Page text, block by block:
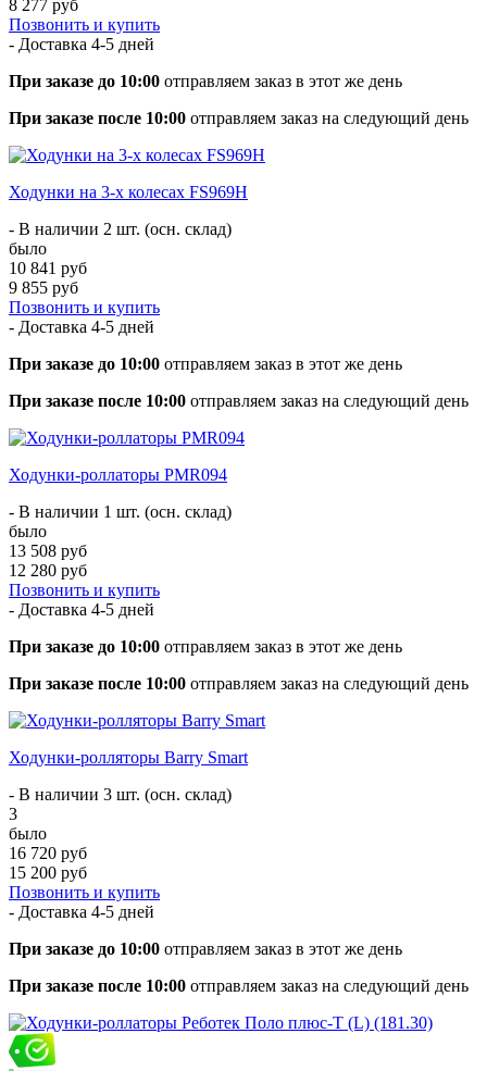
8 277 руб
Позвонить и купить
- Доставка 4-5 дней
При заказе до 10:00 отправляем заказ в этот же день
При заказе после 10:00 отправляем заказ на следующий день
Ходунки на 3-х колесах FS969H
- В наличии 2 шт. (осн. склад)
было
10 841 руб
9 855 руб
Позвонить и купить
- Доставка 4-5 дней
При заказе до 10:00 отправляем заказ в этот же день
При заказе после 10:00 отправляем заказ на следующий день
Ходунки-роллаторы PMR094
- В наличии 1 шт. (осн. склад)
было
13 508 руб
12 280 руб
Позвонить и купить
- Доставка 4-5 дней
При заказе до 10:00 отправляем заказ в этот же день
При заказе после 10:00 отправляем заказ на следующий день
Ходунки-ролляторы Barry Smart
- В наличии 3 шт. (осн. склад)
3
было
16 720 руб
15 200 руб
Позвонить и купить
- Доставка 4-5 дней
При заказе до 10:00 отправляем заказ в этот же день
При заказе после 10:00 отправляем заказ на следующий день